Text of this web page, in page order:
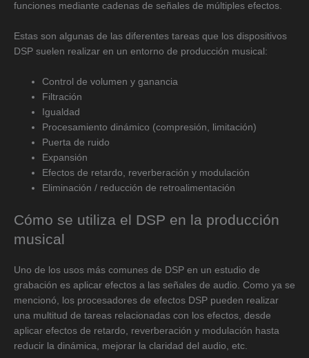
funciones mediante cadenas de señales de múltiples efectos.
Estas son algunas de las diferentes tareas que los dispositivos
DSP suelen realizar en un entorno de producción musical:
Control de volumen y ganancia
Filtración
Igualdad
Procesamiento dinámico (compresión, limitación)
Puerta de ruido
Expansión
Efectos de retardo, reverberación y modulación
Eliminación / reducción de retroalimentación
Cómo se utiliza el DSP en la producción
musical
Uno de los usos más comunes de DSP en un estudio de
grabación es aplicar efectos a las señales de audio. Como ya se
mencionó, los procesadores de efectos DSP pueden realizar
una multitud de tareas relacionadas con los efectos, desde
aplicar efectos de retardo, reverberación y modulación hasta
reducir la dinámica, mejorar la claridad del audio, etc.